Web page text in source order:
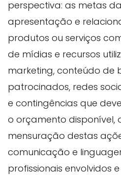
perspectiva: as metas
apresentação e
produtos ou serviços
de mídias e recursos
marketing, conteúdo de
patrocinados, redes
e contingências que
o orçamento disponível,
mensuração destas
comunicação e
profissionais envolvidos